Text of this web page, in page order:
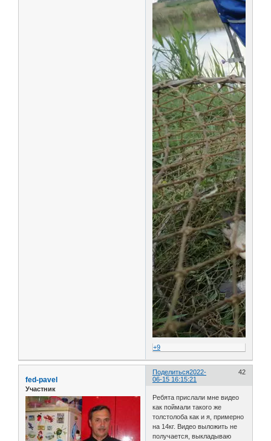
+9
Поделиться 42
2022-
06-15 16:15:21
fed-pavel
Участник
Ребята прислали мне видео
как поймали такого же
толстолоба как и я, примерно
на 14кг. Видео выложить не
получается, выкладываю